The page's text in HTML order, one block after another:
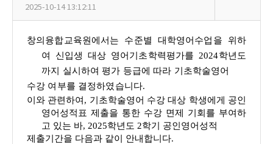
2025-10-14 13:12:11
창의융합교육원에서는 수준별 대학영어수업을 위하
여 신입생 대상 영어기초학력평가를 2024학년도
까지 실시하여 평가 등급에 따라 기초학술영어
수강 여부를 결정하였습니다.
이와 관련하여, 기초학술영어 수강 대상 학생에게 공인
영어성적표 제출을 통한 수강 면제 기회를 부여하
고 있는 바, 2025학년도 2학기 공인영어성적
제출기간을 다음과 같이 안내합니다.